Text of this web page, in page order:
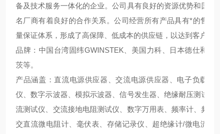
备及技术服务一体化的企业。公司具有良好的资源优势和国内
名厂商有着良好的合作关系。公司经营所有产品具有*的售后
量保证体系，形成了高保障、低成本的供应链，以达到客户的
品牌：中国台湾固纬GWINSTEK、美国力科、日本德仕和罗
茨等。
产品涵盖：直流电源供应器、交流电源供应器、电子负载、
仪、数字示波器、模拟示波器、信号发生器、绝缘耐压测试仪
流测试仪、交流接地电阻测试仪、数字万用表、频率计、频谱
交直流微电阻计、毫伏表、存储记录仪、超绝缘计/微电流计